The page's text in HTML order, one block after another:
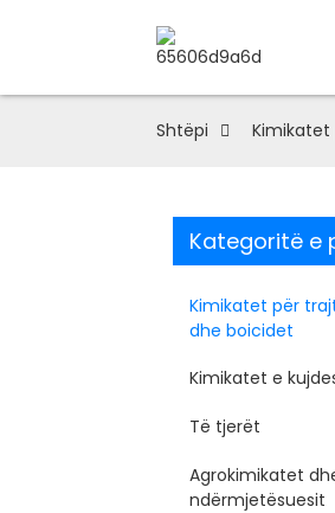
Shtëpi
Kategoritë e
Kimikatet për
dhe boicidet
Kimikatet e
Të tjerët
Agrokimikatet
ndërmjetësuesit